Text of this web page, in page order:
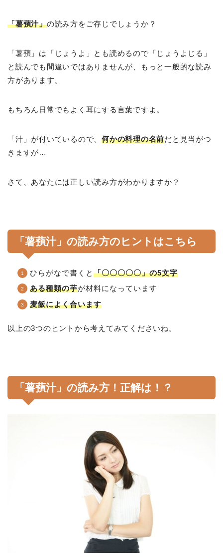
「薯蕷汁」の読み方をご存じでしょうか？
「薯蕷」は「じょうよ」とも読めるので「じょうよじる」
と読んでも間違いではありませんが、もっと一般的な読み
方があります。
もちろん日常でもよく耳にする言葉ですよ。
「汁」が付いているので、何かの料理の名前だと見当がつ
きますが…
さて、あなたには正しい読み方がわかりますか？
「薯蕷汁」の読み方のヒントはこちら
ひらがなで書くと 「〇〇〇〇〇」の5文字
ある種類の芋が材料になっています
麦飯によく合います
以上の3つのヒントから考えてみてくださいね。
「薯蕷汁」の読み方！正解は！？